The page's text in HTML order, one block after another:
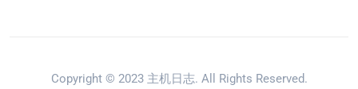
Copyright © 2023 主机日志. All Rights Reserved.